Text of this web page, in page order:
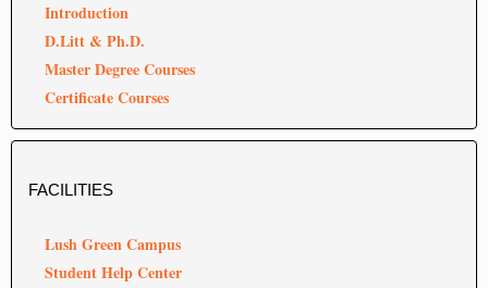
Introduction
D.Litt & Ph.D.
Master Degree Courses
Certificate Courses
FACILITIES
Lush Green Campus
Student Help Center